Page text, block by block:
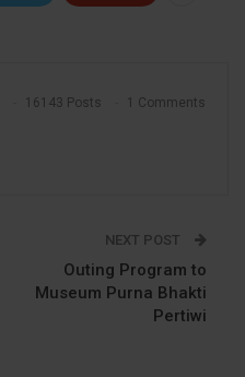
16143 Posts 1 Comments
NEXT POST
Outing Program to
Museum Purna Bhakti
Pertiwi